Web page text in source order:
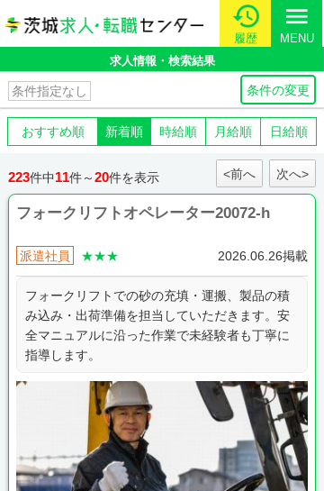
履歴
menu
MENU
求人情報・検索結果
条件の変更
条件指定なし
おすすめ順 新着順 時給順 月給順 日給順
223件中11件～20件を表示 <前へ 次へ>
フォークリフトオペレーター20072-h
派遣社員 ★★★ 2026.06.26掲載
フォークリフトでの砂の充填・運搬、製品の積
み込み・出荷準備を担当していただきます。安
全マニュアルに沿った作業で未経験者も丁寧に
指導します。